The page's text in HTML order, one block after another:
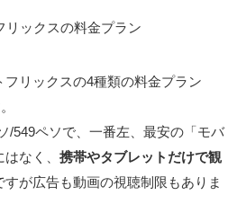
フリックスの4種類の料金プラン
/549ペソで、一番左、最安の「モバ
なく、 携帯やタブレットだけで観
すが広告も動画の視聴制限もありま